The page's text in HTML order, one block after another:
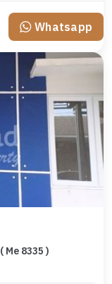
Whatsapp
Me 8335 )